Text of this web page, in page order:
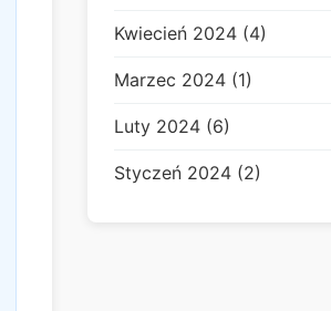
Kwiecień 2024 (4)
Marzec 2024 (1)
Luty 2024 (6)
Styczeń 2024 (2)